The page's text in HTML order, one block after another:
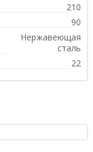
210
90
Нержавеющая
сталь
22